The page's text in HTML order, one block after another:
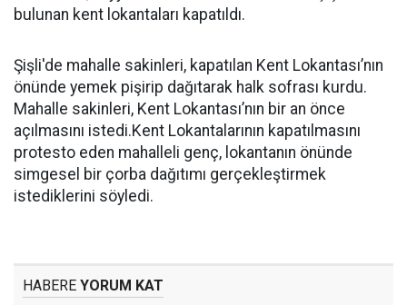
bulunan kent lokantaları kapatıldı.
Şişli'de mahalle sakinleri, kapatılan Kent Lokantası’nın
önünde yemek pişirip dağıtarak halk sofrası kurdu.
Mahalle sakinleri, Kent Lokantası’nın bir an önce
açılmasını istedi.Kent Lokantalarının kapatılmasını
protesto eden mahalleli genç, lokantanın önünde
simgesel bir çorba dağıtımı gerçekleştirmek
istediklerini söyledi.
HABERE YORUM KAT